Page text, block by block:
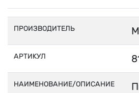
ПРОИЗВОДИТЕЛЬ
АРТИКУЛ
НАИМЕНОВАНИЕ/ОПИСАНИЕ